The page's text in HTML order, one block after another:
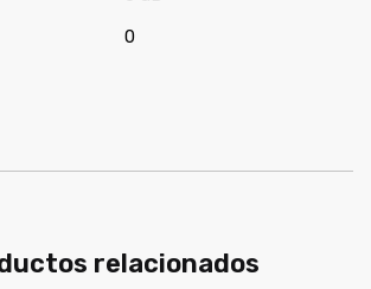
0
relacionados